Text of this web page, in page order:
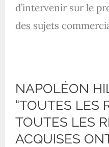
d’intervenir sur le
des sujets
NAPOLÉON
“TOUTES LES
TOUTES LES
ACQUISES